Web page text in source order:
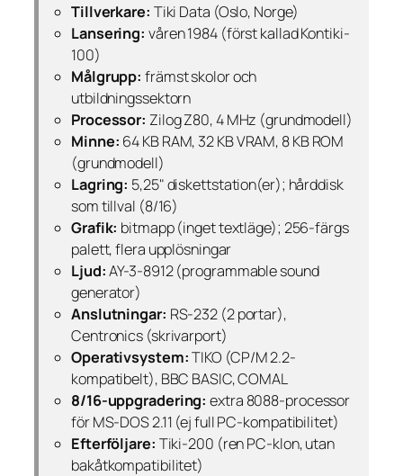
Tillverkare: Tiki Data (Oslo, Norge)
Lansering: våren 1984 (först kalladKontiki-
100)
Målgrupp: främst skolor och
utbildningssektorn
Processor: Zilog Z80, 4 MHz (grundmodell)
Minne: 64 KB RAM, 32 KB VRAM, 8 KB ROM
(grundmodell)
Lagring: 5,25" diskettstation(er); hårddisk
som tillval (8/16)
Grafik: bitmapp (inget textläge); 256-färgs
palett, flera upplösningar
Ljud:AY-3-8912 (programmable sound
generator)
Anslutningar: RS-232 (2 portar),
Centronics (skrivarport)
Operativsystem:TIKO (CP/M 2.2-
kompatibelt), BBC BASIC, COMAL
8/16-uppgradering: extra 8088-processor
för MS-DOS 2.11 (ej full PC-kompatibilitet)
Efterföljare: Tiki-200 (ren PC-klon, utan
bakåtkompatibilitet)